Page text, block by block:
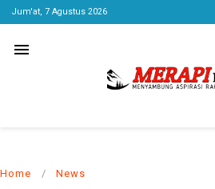
Jum'at, 7 Agustus 2026
menu
Home / News